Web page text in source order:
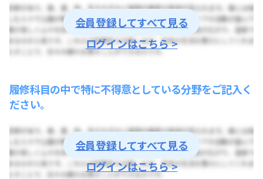
会員登録してすべて見る
ログインはこちら >
履修科目の中で特に不得意としている分野をご記入く
ださい。
会員登録してすべて見る
ログインはこちら >